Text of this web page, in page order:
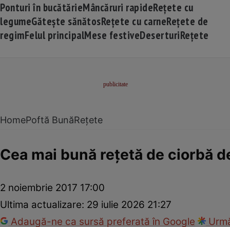
Ponturi în bucătărieMâncăruri rapideRețete cu
legumeGătește sănătosRețete cu carneRețete de
regimFelul principalMese festiveDeserturiRețete
HomePoftă BunăRețete
Cea mai bună reţetă de ciorbă
2 noiembrie 2017 17:00
Ultima actualizare: 29 iulie 2026 21:27
Adaugă-ne ca sursă preferată în Google